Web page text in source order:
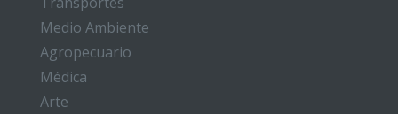
Medio Ambiente
Agropecuario
Médica
Arte